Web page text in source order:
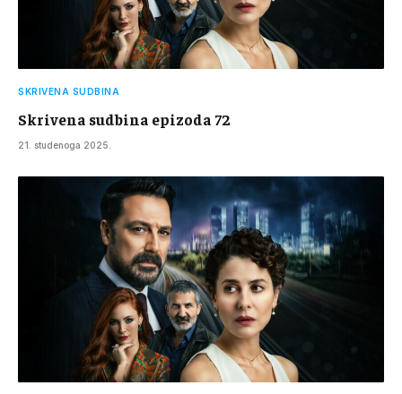
SKRIVENA SUDBINA
Skrivena sudbina epizoda 72
21. studenoga 2025.